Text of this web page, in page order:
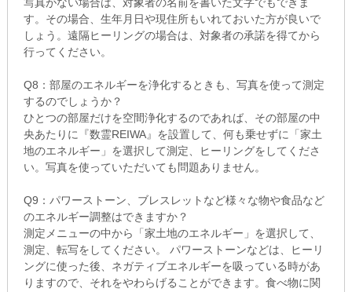
写真がない場合は、対象者の名前を書いた文字でもできま
す。その場合、生年月日や現住所もいれておいた方が良いで
しょう。遠隔ヒーリングの場合は、対象者の承諾を得てから
行ってください。
Q8：部屋のエネルギーを浄化するときも、写真を使って測定
するのでしょうか？
ひとつの部屋だけを空間浄化するのであれば、その部屋の中
央あたりに『数霊REIWA』を設置して、何も乗せずに「家土
地のエネルギー」を選択して測定、ヒーリングをしてくださ
い。写真を使っていただいても問題ありません。
Q9：パワーストーン、ブレスレットなど様々な物や食品など
のエネルギー調整はできますか？
測定メニューの中から「家土地のエネルギー」を選択して、
測定、転写をしてください。 パワーストーンなどは、ヒーリ
ングに使った後、ネガティブエネルギーを吸っている時があ
りますので、それをやわらげることができます。食べ物に関